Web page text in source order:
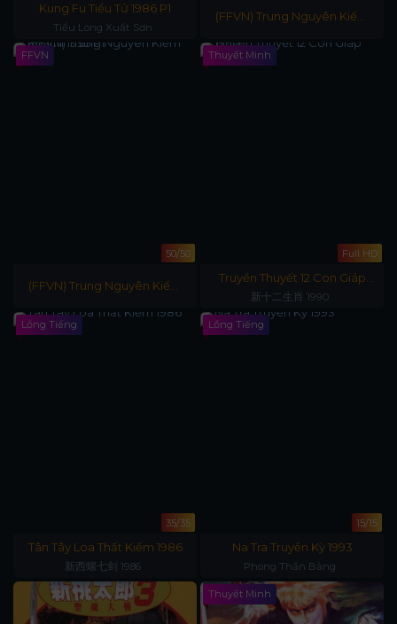
Kung Fu Tiểu Tử 1986 P1
Tiểu Long Xuất Sơn
(FFVN) Trung Nguyên Kiếm
FFVN
50/50
(FFVN) Trung Nguyên Kiếm
Thuyết Minh
Full HD
Truyền Thuyết 12 Con Giáp
1990
新十二生肖 1990
Lồng Tiếng
35/35
Tân Tây Loa Thất Kiếm 1986
新西螺七剑 1986
Lồng Tiếng
15/15
Na Tra Truyền Kỳ 1993
Phong Thần Bảng
Thuyết Minh